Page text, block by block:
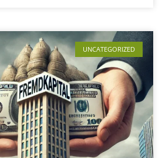
UNCATEGORIZED